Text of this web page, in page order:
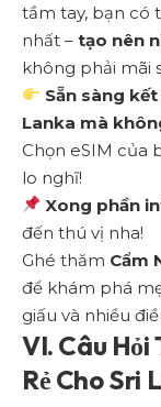
tầm tay, bạn có
nhất – tạo nên
không phải mãi
Sẵn sàng
Lanka mà
Chọn eSIM của
lo nghĩ!
Xong phần
đến thú vị nha!
Ghé thăm Cẩm
để khám phá
giấu và nhiều
VI. Câu Hỏi
Rẻ Cho Sri